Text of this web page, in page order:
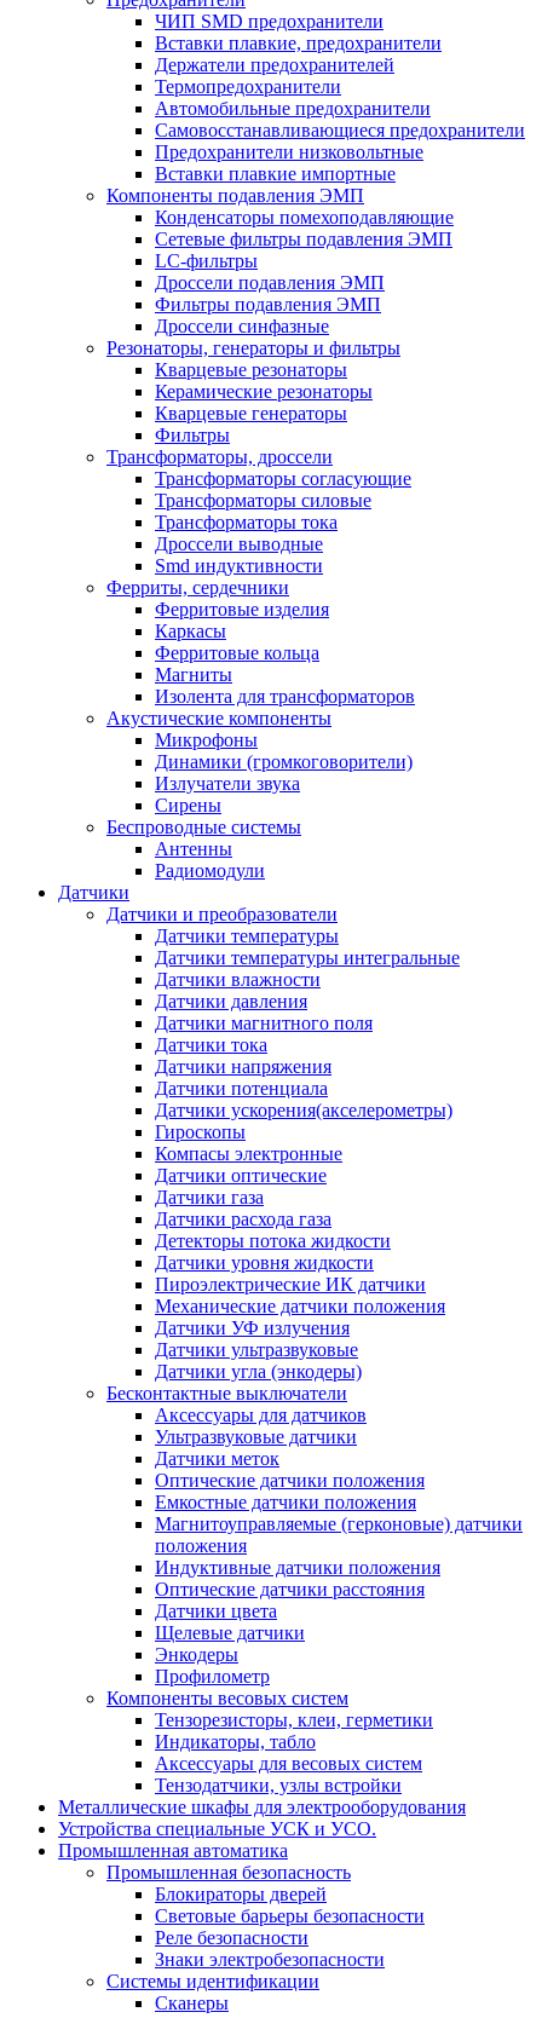
ЧИП SMD предохранители
Вставки плавкие, предохранители
Держатели предохранителей
Термопредохранители
Автомобильные предохранители
Самовосстанавливающиеся предохранители
Предохранители низковольтные
Вставки плавкие импортные
Компоненты подавления ЭМП
Конденсаторы помехоподавляющие
Сетевые фильтры подавления ЭМП
LC-фильтры
Дроссели подавления ЭМП
Фильтры подавления ЭМП
Дроссели синфазные
Резонаторы, генераторы и фильтры
Кварцевые резонаторы
Керамические резонаторы
Кварцевые генераторы
Фильтры
Трансформаторы, дроссели
Трансформаторы согласующие
Трансформаторы силовые
Трансформаторы тока
Дроссели выводные
Smd индуктивности
Ферриты, сердечники
Ферритовые изделия
Каркасы
Ферритовые кольца
Магниты
Изолента для трансформаторов
Акустические компоненты
Микрофоны
Динамики (громкоговорители)
Излучатели звука
Сирены
Беспроводные системы
Антенны
Радиомодули
Датчики
Датчики и преобразователи
Датчики температуры
Датчики температуры интегральные
Датчики влажности
Датчики давления
Датчики магнитного поля
Датчики тока
Датчики напряжения
Датчики потенциала
Датчики ускорения(акселерометры)
Гироскопы
Компасы электронные
Датчики оптические
Датчики газа
Датчики расхода газа
Детекторы потока жидкости
Датчики уровня жидкости
Пироэлектрические ИК датчики
Механические датчики положения
Датчики УФ излучения
Датчики ультразвуковые
Датчики угла (энкодеры)
Бесконтактные выключатели
Аксессуары для датчиков
Ультразвуковые датчики
Датчики меток
Оптические датчики положения
Емкостные датчики положения
Магнитоуправляемые (герконовые) датчики
положения
Индуктивные датчики положения
Оптические датчики расстояния
Датчики цвета
Щелевые датчики
Энкодеры
Профилометр
Компоненты весовых систем
Тензорезисторы, клеи, герметики
Индикаторы, табло
Аксессуары для весовых систем
Тензодатчики, узлы встройки
Металлические шкафы для электрооборудования
Устройства специальные УСК и УСО.
Промышленная автоматика
Промышленная безопасность
Блокираторы дверей
Световые барьеры безопасности
Реле безопасности
Знаки электробезопасности
Системы идентификации
Сканеры